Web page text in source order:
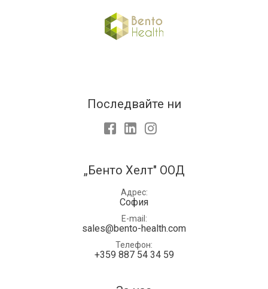
„Бенто Хелт" ООД
Адрес
София
E-mail
sales@bento-health.com
Телефон
+359 887 54 34 59
Последвайте ни
FacebookLinkedIn